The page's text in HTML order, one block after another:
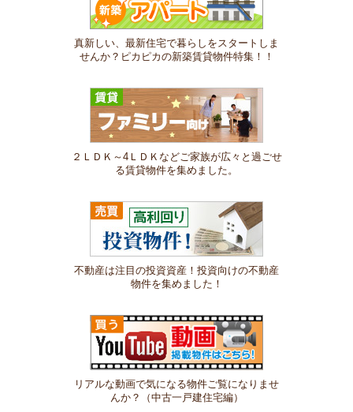
真新しい、最新住宅で暮らしをスタートしま
せんか？ピカピカの新築賃貸物件特集！！
２ＬＤＫ～4ＬＤＫなどご家族が広々と過ごせ
る賃貸物件を集めました。
不動産は注目の投資資産！投資向けの不動産
物件を集めました！
リアルな動画で気になる物件ご覧になりませ
んか？（中古一戸建住宅編）